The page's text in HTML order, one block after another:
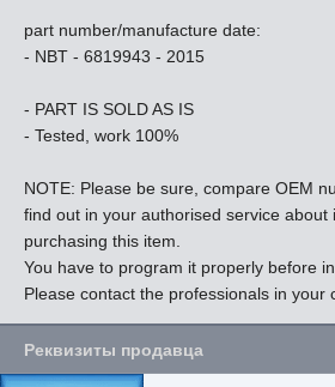
part number/manufacture date:
- NBT - 6819943 - 2015
- PART IS SOLD AS IS
- Tested, work 100%
NOTE: Please be sure, compare OEM
find out in your authorised service about
purchasing this item.
You have to program it properly before
Please contact the professionals in your
Реквизиты продавца